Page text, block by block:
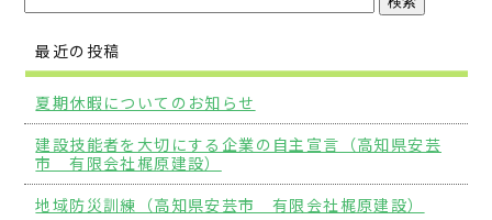
最近の投稿
夏期休暇についてのお知らせ
建設技能者を大切にする企業の自主宣言（高知県安芸
市 有限会社梶原建設）
地域防災訓練（高知県安芸市 有限会社梶原建設）